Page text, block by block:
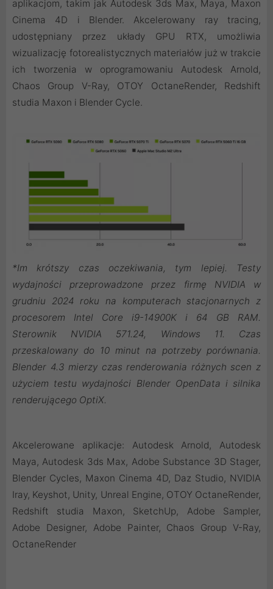
aplikacjom, takim jak Autodesk 3ds Max, Maya, Maxon
Cinema 4D i Blender. Akcelerowany ray tracing,
udostępniany przez układy GPU RTX, umożliwia
wizualizację fotorealistycznych materiałów już w trakcie
ich tworzenia w oprogramowaniu Autodesk Arnold,
Chaos Group V-Ray, OTOY OctaneRender, Redshift
studia Maxon i Blender Cycle.
*Im krótszy czas oczekiwania, tym lepiej. Testy
wydajności przeprowadzone przez firmę NVIDIA w
grudniu 2024 roku na komputerach stacjonarnych z
procesorem Intel Core i9-14900K i 64 GB RAM.
Sterownik NVIDIA 571.24, Windows 11. Czas
przeskalowany do 10 minut na potrzeby porównania.
Blender 4.3 mierzy czas renderowania różnych scen z
użyciem testu wydajności Blender OpenData i silnika
renderującego OptiX.
Akcelerowane aplikacje: Autodesk Arnold, Autodesk
Maya, Autodesk 3ds Max, Adobe Substance 3D Stager,
Blender Cycles, Maxon Cinema 4D, Daz Studio, NVIDIA
Iray, Keyshot, Unity, Unreal Engine, OTOY OctaneRender,
Redshift studia Maxon, SketchUp, Adobe Sampler,
Adobe Designer, Adobe Painter, Chaos Group V-Ray,
OctaneRender